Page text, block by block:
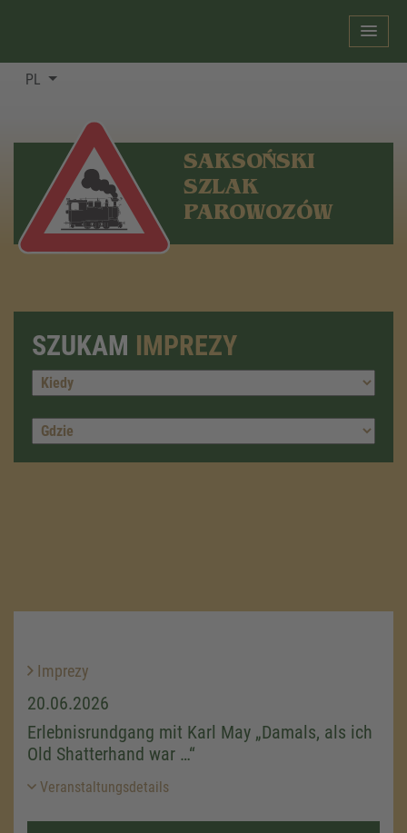
PL
SAKSOŃSKI
SZLAK
PAROWOZÓW
SZUKAM IMPREZY
Imprezy
20.06.2026
Erlebnisrundgang mit Karl May „Damals, als ich
Old Shatterhand war …“
Veranstaltungsdetails